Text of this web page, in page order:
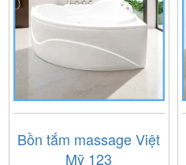
Bồn tắm massage Việt
Mỹ 123